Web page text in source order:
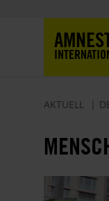
AKTUELL